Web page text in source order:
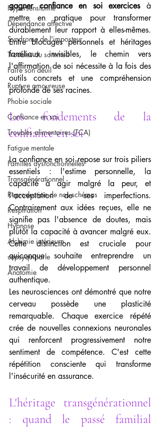
Hypersensibilité
Dépendance affective
Syndrome de l'imposteur
Troubles du sommeil
Faire son deuil
Rupture amoureuse
Phobie sociale
Confiance en soi
Troubles alimentaires (TCA)
Fatigue mentale
Familles dysfonctionnelles
Transgénérationnel
Reproduction de nos schémas
Respiration
Hypnose
Alchimie intérieure
unpsyquiparle
Anatomie
gagner confiance en soi exercices à
mettre en pratique pour transformer
durablement leur rapport à elles-mêmes.
Entre blocages personnels et héritages
familiaux invisibles, le chemin vers
l'affirmation de soi nécessite à la fois des
outils concrets et une compréhension
profonde de ses racines.
Les fondements de la
confiance en soi
La confiance en soi repose sur trois piliers
essentiels : l'estime personnelle, la
capacité à agir malgré la peur, et
l'acceptation de ses imperfections.
Contrairement aux idées reçues, elle ne
signifie pas l'absence de doutes, mais
plutôt la capacité à avancer malgré eux.
Cette distinction est cruciale pour
quiconque souhaite entreprendre un
travail de développement personnel
authentique.
Les neurosciences ont démontré que notre
cerveau possède une plasticité
remarquable. Chaque exercice répété
crée de nouvelles connexions neuronales
qui renforcent progressivement notre
sentiment de compétence. C'est cette
répétition consciente qui transforme
l'insécurité en assurance.
L'héritage transgénérationnel
: quand le passé familial